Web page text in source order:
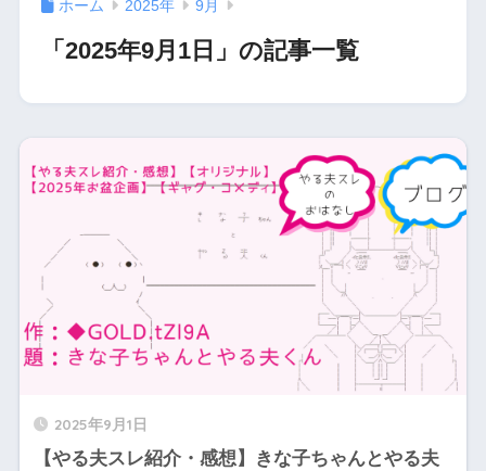
ホーム 2025年 9月
「2025年9月1日」の記事一覧
2025年9月1日
【やる夫スレ紹介・感想】きな子ちゃんとやる夫